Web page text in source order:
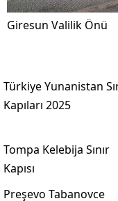
Giresun Valilik Önü
Türkiye Yunanistan
Kapıları 2025
Tompa Kelebija Sınır
Kapısı
Preşevo Tabanovce